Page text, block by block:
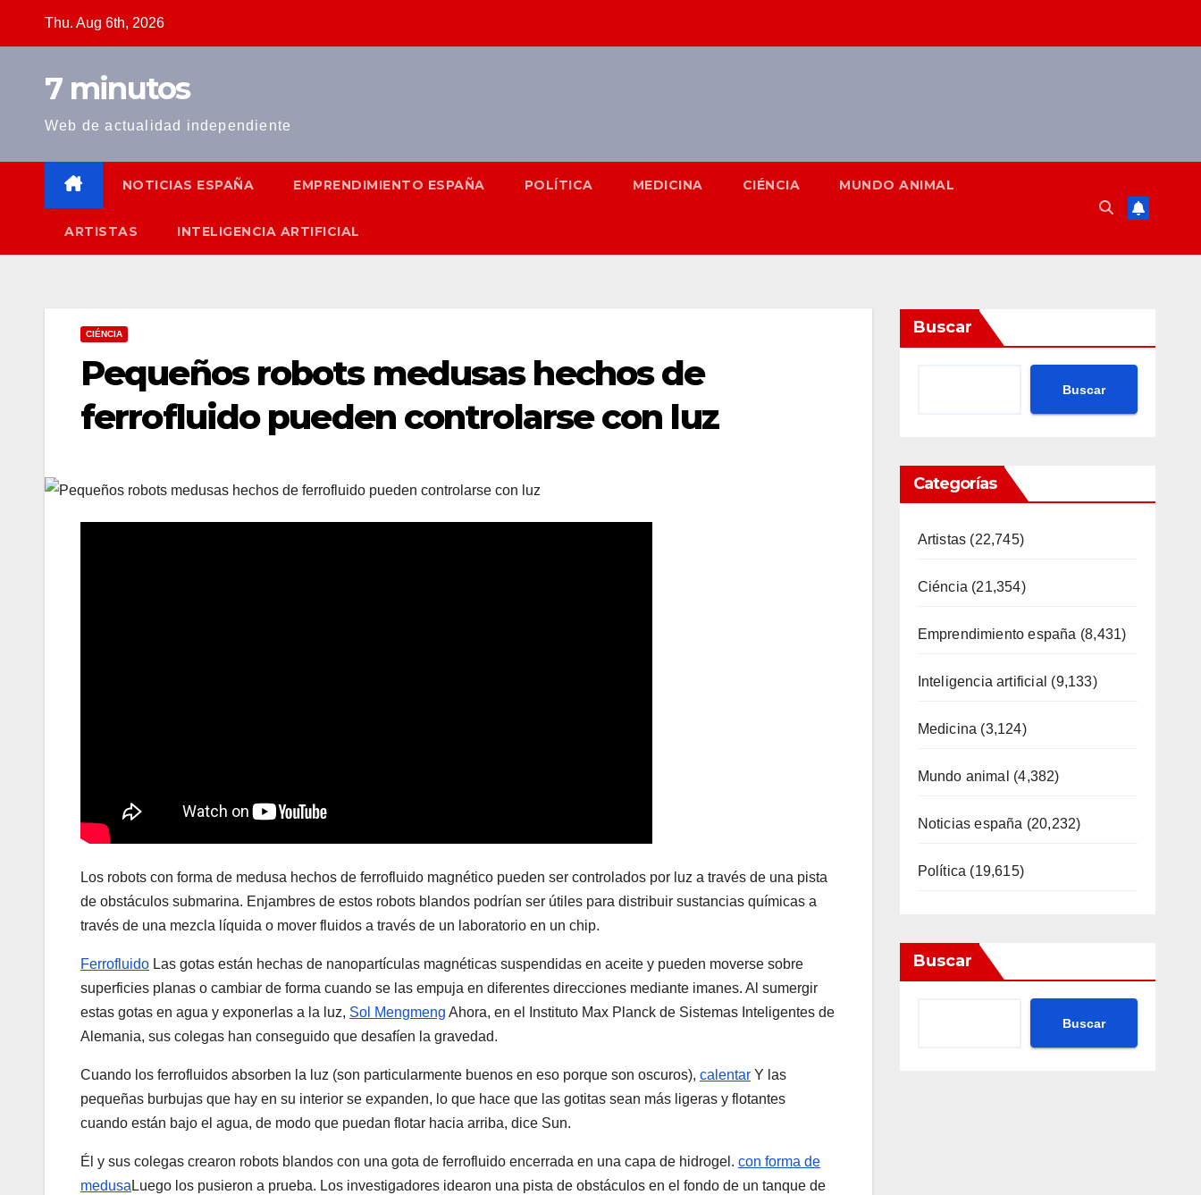
Thu. Aug 6th, 2026
7 minutos
Web de actualidad independiente
NOTICIAS ESPAÑA EMPRENDIMIENTO ESPAÑA POLÍTICA MEDICINA CIÉNCIA MUNDO ANIMAL
ARTISTAS INTELIGENCIA ARTIFICIAL
CIÉNCIA
Pequeños robots medusas hechos de
ferrofluido pueden controlarse con luz
Los robots con forma de medusa hechos de ferrofluido magnético pueden ser controlados por luz a través de una pista
de obstáculos submarina. Enjambres de estos robots blandos podrían ser útiles para distribuir sustancias químicas a
través de una mezcla líquida o mover fluidos a través de un laboratorio en un chip.
Ferrofluido Las gotas están hechas de nanopartículas magnéticas suspendidas en aceite y pueden moverse sobre
superficies planas o cambiar de forma cuando se las empuja en diferentes direcciones mediante imanes. Al sumergir
estas gotas en agua y exponerlas a la luz, Sol Mengmeng Ahora, en el Instituto Max Planck de Sistemas Inteligentes de
Alemania, sus colegas han conseguido que desafíen la gravedad.
Cuando los ferrofluidos absorben la luz (son particularmente buenos en eso porque son oscuros), calentar Y las
pequeñas burbujas que hay en su interior se expanden, lo que hace que las gotitas sean más ligeras y flotantes
cuando están bajo el agua, de modo que puedan flotar hacia arriba, dice Sun.
Él y sus colegas crearon robots blandos con una gota de ferrofluido encerrada en una capa de hidrogel. con forma de
medusa Luego los pusieron a prueba. Los investigadores idearon una pista de obstáculos en el fondo de un tanque de
Buscar
Buscar
Categorías
Artistas (22,745)
Ciéncia (21,354)
Emprendimiento españa (8,431)
Inteligencia artificial (9,133)
Medicina (3,124)
Mundo animal (4,382)
Noticias españa (20,232)
Política (19,615)
Buscar
Buscar